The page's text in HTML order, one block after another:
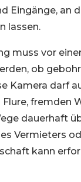
Eingänge, an
lassen.
muss vor
ob
Kamera darf
fremden
dauerhaft
Vermieters
kann